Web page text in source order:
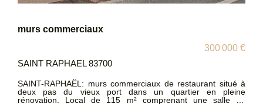
murs commerciaux
300 000 €
SAINT RAPHAEL 83700
SAINT-RAPHAËL: murs commerciaux de restaurant situé à
deux pas du vieux port dans un quartier en pleine
rénovation. Local de 115 m² comprenant une salle de